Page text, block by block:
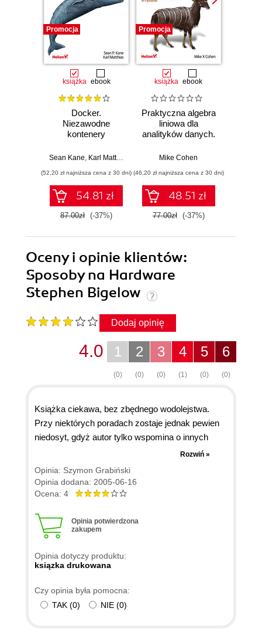
Promocja
książka ebook
Docker.
Niezawodne
kontenery
Praktyczne
Wydanie III
Sean Kane Karl Matthias
(52,20 zł najniższa cena z 30 dni)
54.81 zł
87.00zł (-37%)
Promocja
książka ebook
Praktyczna algebra
liniowa dla
analityków danych.
koncepcji do
aplikacji w
Pythonie
Mike Cohen
(46,20 zł najniższa cena z 30 dni)
48.51 zł
77.00zł (-37%)
Oceny i opinie klientów:
Sposoby na Hardware
Stephen Bigelow
Dodaj opinię
6
(0)
5
(0)
4
(1)
3
(0)
2
(0)
1
(0)
4.0
Książka ciekawa, bez zbędnego wodolejstwa.
Przy niektórych poradach zostaje jednak pewien
niedosyt, gdyż autor tylko wspomina o innych
rozwiązaniach a ich nie opisuje. Moim zdaniem te
nieopisane metody byłyby czasami bardziej
przydatne, niż oczywiste rozwiązania, które
opisuje autor. Stąd tyko ocena dobra, a nie bardzo
Ogólnie jednak książkę polecam!
Rozwiń »
Opinia: Szymon Grabiński
Opinia dodana: 2005-06-16
Ocena: 4
Opinia potwierdzona
zakupem
Opinia dotyczy produktu:
ksiązka drukowana
Czy opinia była pomocna:
TAK (0) NIE (0)